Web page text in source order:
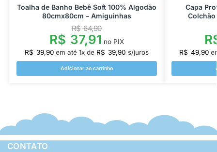
Toalha de Banho Bebê Soft 100% Algodão
80cmx80cm – Amiguinhas
R$64,90
R$ 37,91 no PIX
R$ 39,90 em até 1x de R$ 39,90 s/juros
Adicionar ao carrinho
Capa
Colchão
R$ 49,90
CONTATO